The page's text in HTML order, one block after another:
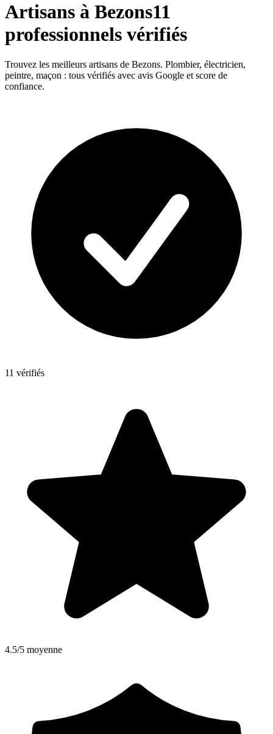
Artisans à Bezons11
professionnels vérifiés
Trouvez les meilleurs artisans de Bezons. Plombier, électricien,
peintre, maçon : tous vérifiés avec avis Google et score de
confiance.
11 vérifiés
4.5/5 moyenne